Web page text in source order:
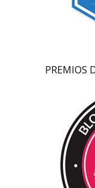
PREMIOS